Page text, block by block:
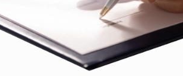
Accidentes de peatones
Accidentes de autobús
Accidentes de viajes compartidos